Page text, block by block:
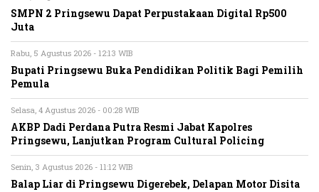
SMPN 2 Pringsewu Dapat Perpustakaan Digital Rp500
Juta
Rabu, 5 Agustus 2026 - 12:13 WIB
Bupati Pringsewu Buka Pendidikan Politik Bagi Pemilih
Pemula
Selasa, 4 Agustus 2026 - 00:28 WIB
AKBP Dadi Perdana Putra Resmi Jabat Kapolres
Pringsewu, Lanjutkan Program Cultural Policing
Senin, 3 Agustus 2026 - 11:12 WIB
Balap Liar di Pringsewu Digerebek, Delapan Motor Disita